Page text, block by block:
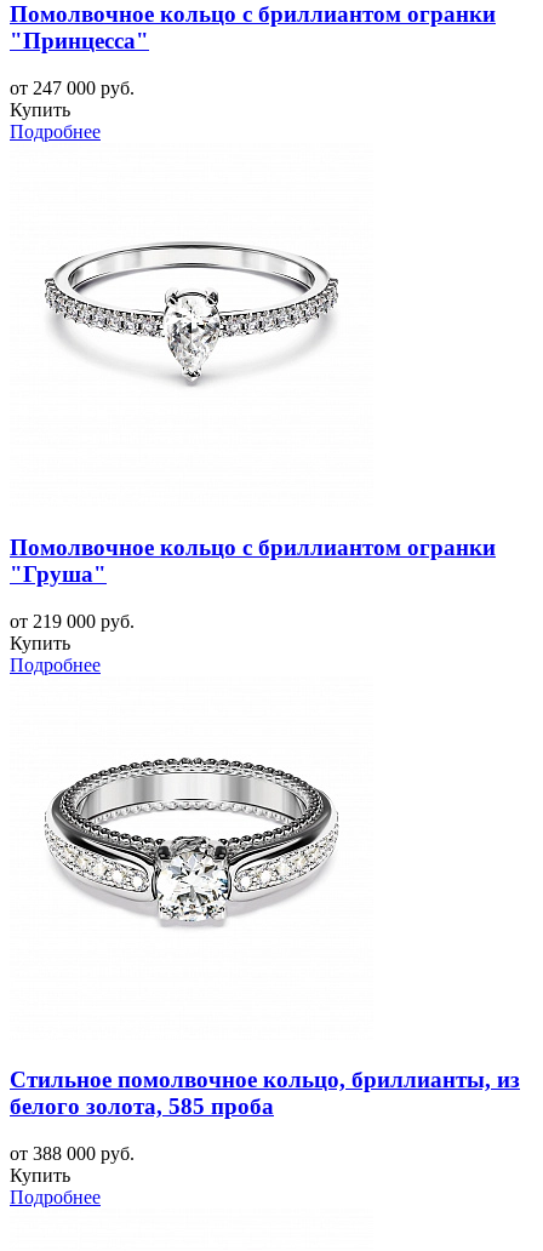
Помолвочное кольцо с бриллиантом огранки
"Принцесса"
от 247 000 руб.
Купить
Подробнее
Помолвочное кольцо с бриллиантом огранки
"Груша"
от 219 000 руб.
Купить
Подробнее
Стильное помолвочное кольцо, бриллианты, из
белого золота, 585 проба
от 388 000 руб.
Купить
Подробнее